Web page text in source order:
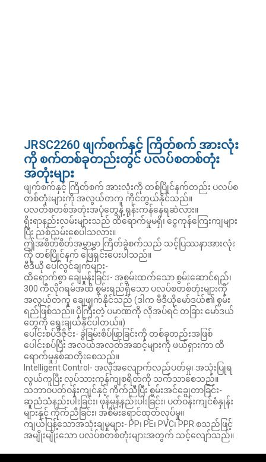
JRSC2260 ဖျက်စက်နှင့် ကြိတ်စက် အားလုံး
ကို စက်တစ်ခုတည်းတွင် ပလပ်စတစ်တုံး
အတုံးများ
ဖျက်စက်နှင့် ကြိတ်စက် အားလုံးကို တစ်ပြိုင်နက်တည်း ပလပ်စ
တစ်တုံးများကို အလွယ်တကူ ကိုင်တွယ်နိုင်သည်။
ပလတ်စတစ်အတုံးအပုံတွေနဲ့ ရုန်းကန်နေရဆဲလား။
ရိုးရာနည်းလမ်းများသည် ထိရောက်မှုမရှိ၊ ငွေကုန်ကြေးကျများ
ပြီး ညစ်ညမ်းစေပါသလား။
ဤအစိတ်စိတ်အမွှာမွှာ ကြိတ်ခွဲစက်သည် သင့်ပြဿနာအားလုံး
ကို တစ်ပြိုင်နက် ဖြေရှင်းပေးပါသည်။
ဗီဒီယို ပေါ်လွင်ချက်များ-
ထိရောက်စွာ ချေမှုန်းခြင်း- အစွမ်းထက်သော စွမ်းဆောင်ရည်၊
300 ကီလိုဂရမ်အထိ စွမ်းရည်ရှိသော ပလပ်စတစ်တုံးများကို
အလွယ်တကူ ချေဖျက်နိုင်သည် (ဒါက ဗီဒီယိုမော်ဒယ်၏ စွမ်း
ရည်ဖြစ်သည်။ ပိုကြီးတဲ့ ပမာဏကို လိုအပ်ရင် တခြား မော်ဒယ်
တွေကို ရွေးချယ်နိုင်ပါတယ်။)
ပေါင်းစပ်ဒီဇိုင်း- ခွဲခြမ်းစိပ်ဖြာခြင်းကို တစ်ခုတည်းအဖြစ်
ပေါင်းစပ်ပြီး အလယ်အလတ်အဆင့်များကို ဖယ်ရှားကာ ထိ
ရောက်မှုနှစ်ဆတိုးစေသည်။
Intelligent Control- အလိုအလျောက်လည်ပတ်မှု၊ အသုံးပြုရ
လွယ်ကူပြီး လုပ်သားကုန်ကျစရိတ်ကို သက်သာစေသည်။
သဘာဝပတ်ဝန်းကျင်နှင့် ကိုက်ညီပြီး စွမ်းအင်ချွေတာခြင်း-
ဆူညံသံနည်းပါးခြင်း၊ ဖုန်မှုန့်နည်းပါးခြင်း၊ ပတ်ဝန်းကျင်စံနှုန်း
များနှင့် ကိုက်ညီခြင်း၊ အစိမ်းရောင်ထုတ်လုပ်မှု။
ကျယ်ပြန့်သောအသုံးချမှုများ- PP၊ PE၊ PVC၊ PPR စသည်ဖြင့်
အမျိုးမျိုးသော ပလပ်စတစ်တုံးများအတွက် သင့်လျော်သည်။